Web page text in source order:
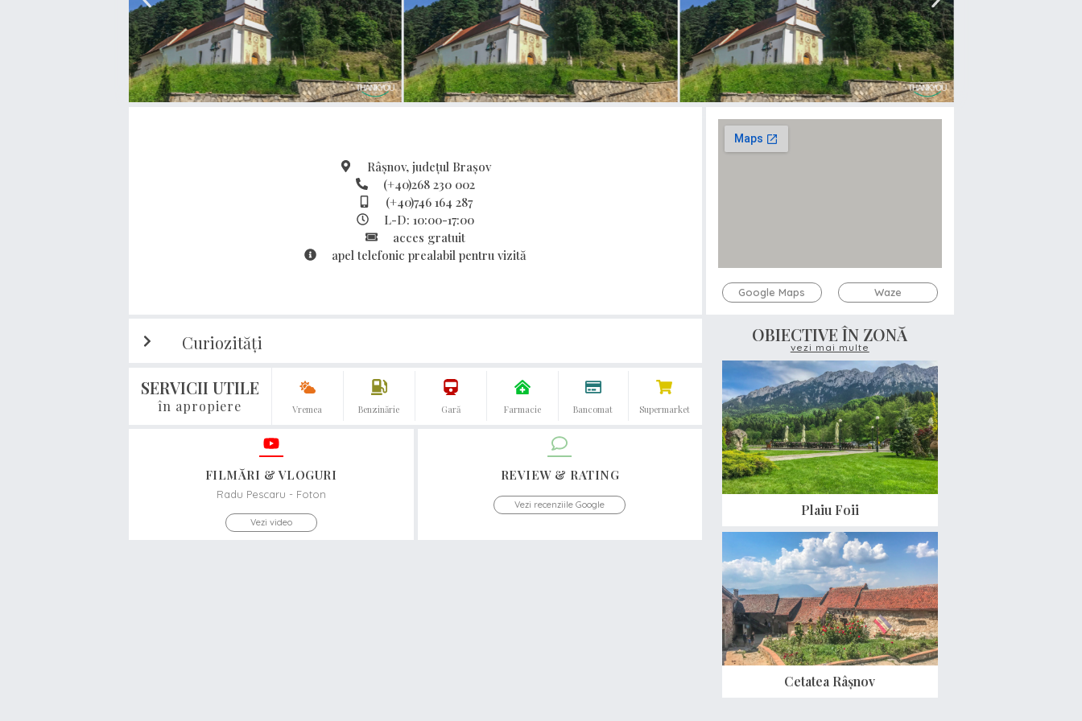
Râșnov, județul Brașov
(+40)268 230 002
(+40)746 164 287
L-D: 10:00-17:00
acces gratuit
apel telefonic prealabil pentru vizită
Google Maps Waze
Curiozități
SERVICII UTILE
în apropiere Vremea Benzinărie Gară Farmacie Bancomat Supermarket
FILMĂRI & VLOGURI
Radu Pescaru - Foton
Vezi video
REVIEW & RATING
Vezi recenziile Google
OBIECTIVE ÎN ZONĂ
vezi mai multe
Plaiu Foii
Cetatea Râșnov